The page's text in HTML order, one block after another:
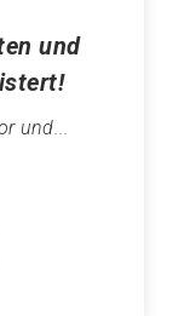
und
und...